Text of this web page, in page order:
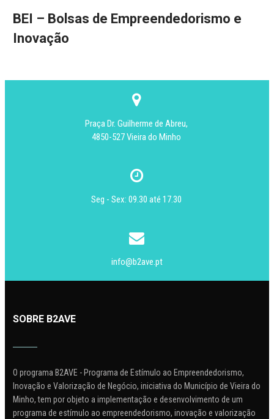
BEI – Bolsas de Empreendedorismo e
Inovação
Praça Dr. Guilherme de Abreu,
4850-527 Vieira do Minho
Seg - Sex: 09.30 até 17.30
info@b2ave.pt
SOBRE B2AVE
O programa B2AVE - Programa de Estímulo ao Empreendedorismo,
Inovação e Valorização de Negócio, iniciativa do Município de Vieira do
Minho, tem por objeto a implementação e desenvolvimento de um
programa de estímulo ao empreendedorismo, inovação e valorização